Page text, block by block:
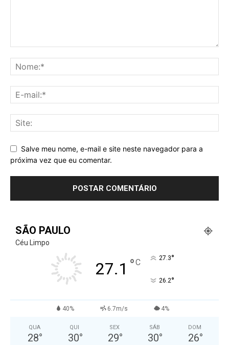
Salve meu nome, e-mail e site neste navegador para a
próxima vez que eu comentar.
SÃO PAULO
Céu Limpo
27.1 °C 27.3°
26.2°
40% 6.7m/s 4%
QUA
28°
QUI
30°
SEX
29°
SÁB
30°
DOM
26°